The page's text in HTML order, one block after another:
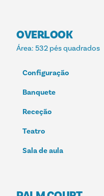
OVERLOOK
Área: 532 pés quadrados
Configuração
Banquete
Receção
Teatro
Sala de aula